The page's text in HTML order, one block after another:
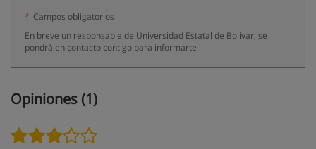
* Campos obligatorios
En breve un responsable de Universidad Estatal de Bolivar, se
pondrá en contacto contigo para informarte
Opiniones (1)